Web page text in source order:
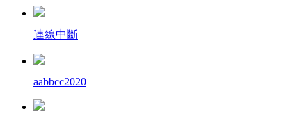
連線中斷
aabbcc2020